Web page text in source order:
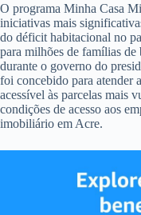
O programa Minha Casa
iniciativas mais
do déficit habitacional no
para milhões de famílias
durante o governo do
foi concebido para atender
acessível às parcelas mais
condições de acesso aos
imobiliário em Acre.